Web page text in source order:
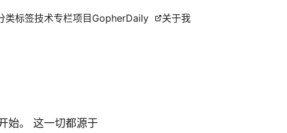
类标签技术专栏项目 GopherDaily 关于我
始。 这一切都源于